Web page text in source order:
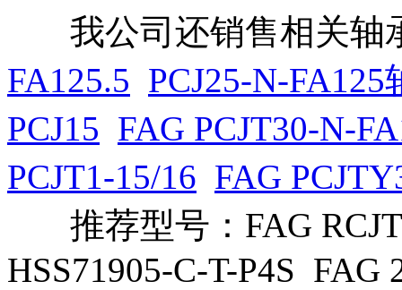
我公司还销售相关轴
FA125.5 PCJ25-N-FA125
PCJ15 FAG PCJT30-N-
PCJT1-15/16 FAG
推荐型号：FAG
HSS71905-C-T-P4S